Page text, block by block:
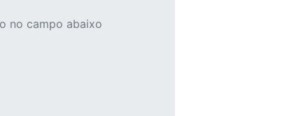
no campo abaixo